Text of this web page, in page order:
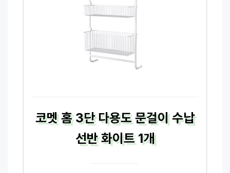
코멧 홈 3단 다용도 문걸이 수납
선반 화이트 1개